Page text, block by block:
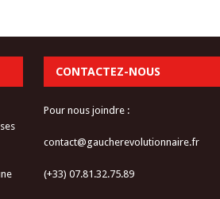
CONTACTEZ-NOUS
Pour nous joindre :
contact@gaucherevolutionnaire.fr
(+33) 07.81.32.75.89